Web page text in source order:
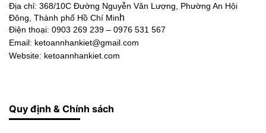
Địa chỉ: 368/10C Đường Nguyễn Văn Lượng, Phường An Hội
Đông, Thành phố Hồ Chí Minh
Điện thoại: 0903 269 239 – 0976 531 567
Email: ketoannhankiet@gmail.com
Website: ketoannhankiet.com
Quy định & Chính sách